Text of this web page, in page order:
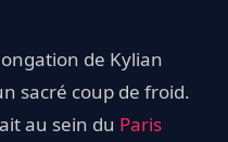
de Kylian
sacré coup de froid.
au sein du Paris